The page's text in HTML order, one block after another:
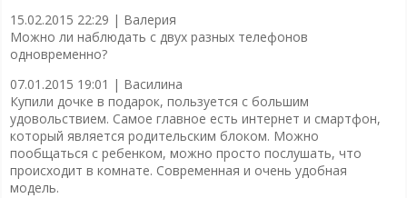
15.02.2015 22:29 | Валерия
Можно ли наблюдать с двух разных телефонов
одновременно?
07.01.2015 19:01 | Василина
Купили дочке в подарок, пользуется с большим
удовольствием. Самое главное есть интернет и смартфон,
который является родительским блоком. Можно
пообщаться с ребенком, можно просто послушать, что
происходит в комнате. Современная и очень удобная
модель.